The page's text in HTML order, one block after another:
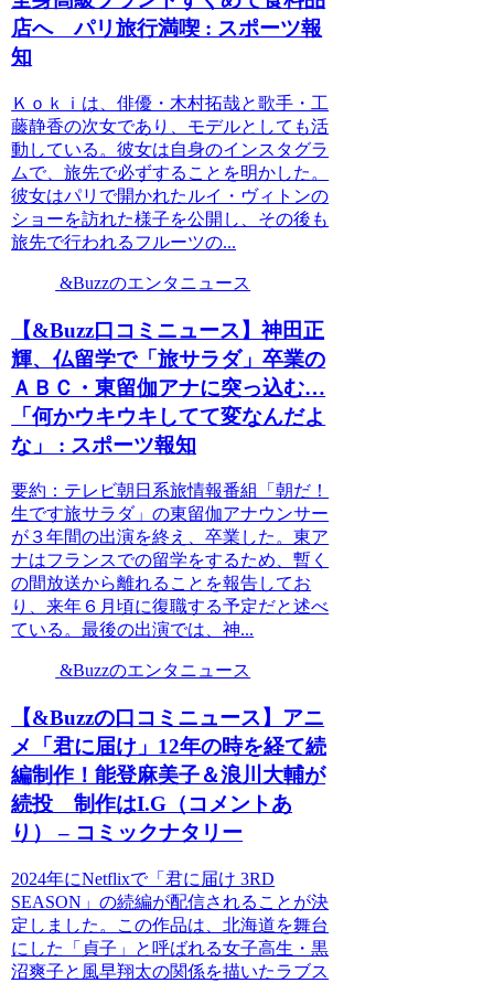
店へ パリ旅行満喫 : スポーツ報
知
Ｋｏｋｉは、俳優・木村拓哉と歌手・工
藤静香の次女であり、モデルとしても活
動している。彼女は自身のインスタグラ
ムで、旅先で必ずすることを明かした。
彼女はパリで開かれたルイ・ヴィトンの
ショーを訪れた様子を公開し、その後も
旅先で行われるフルーツの...
&Buzzのエンタニュース
【&Buzz口コミニュース】神田正
輝、仏留学で「旅サラダ」卒業の
ＡＢＣ・東留伽アナに突っ込む…
「何かウキウキしてて変なんだよ
な」 : スポーツ報知
要約：テレビ朝日系旅情報番組「朝だ！
生です旅サラダ」の東留伽アナウンサー
が３年間の出演を終え、卒業した。東ア
ナはフランスでの留学をするため、暫く
の間放送から離れることを報告してお
り、来年６月頃に復職する予定だと述べ
ている。最後の出演では、神...
&Buzzのエンタニュース
【&Buzzの口コミニュース】アニ
メ「君に届け」12年の時を経て続
編制作！能登麻美子＆浪川大輔が
続投 制作はI.G（コメントあ
り） – コミックナタリー
2024年にNetflixで「君に届け 3RD
SEASON」の続編が配信されることが決
定しました。この作品は、北海道を舞台
にした「貞子」と呼ばれる女子高生・黒
沼爽子と風早翔太の関係を描いたラブス